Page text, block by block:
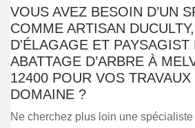
VOUS AVEZ BESOIN D’UN
COMME ARTISAN
D'ÉLAGAGE ET PAYSAGIST
ABATTAGE D’ARBRE À
12400 POUR VOS
DOMAINE ?
Ne cherchez plus loin une